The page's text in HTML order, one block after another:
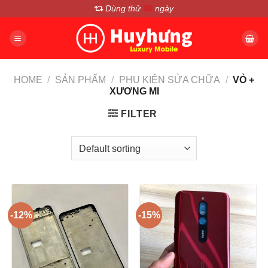
nội
Dùng thử 30 ngày
HOME / SẢN PHẨM / PHỤ KIỆN SỬA CHỮA / VỎ +
XƯƠNG MI
FILTER
-12% -15%